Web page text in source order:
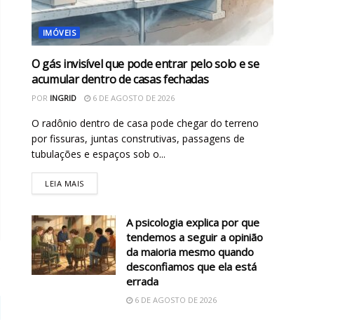
IMÓVEIS
O gás invisível que pode entrar pelo solo e se
acumular dentro de casas fechadas
POR INGRID 6 DE AGOSTO DE 2026
O radônio dentro de casa pode chegar do terreno
por fissuras, juntas construtivas, passagens de
tubulações e espaços sob o...
LEIA MAIS
A psicologia explica por que
tendemos a seguir a opinião
da maioria mesmo quando
desconfiamos que ela está
errada
6 DE AGOSTO DE 2026